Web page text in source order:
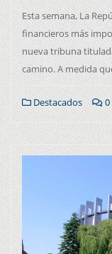
Esta semana, La
financieros más
nueva tribuna
camino. A medida
Destacados 0